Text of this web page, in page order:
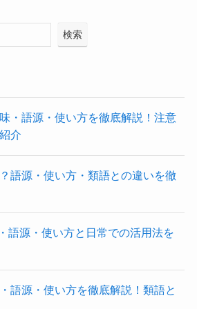
検索
・語源・使い方を徹底解説！注意
介
語源・使い方・類語との違いを徹
語源・使い方と日常での活用法を
語源・使い方を徹底解説！類語と